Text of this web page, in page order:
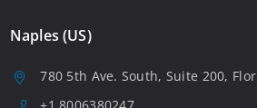
Naples (US)
780 5th Ave. South, Suite 200,
+1 8006380247